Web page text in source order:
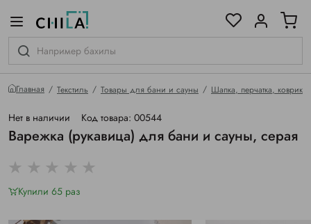
Главная Текстиль Товары для бани и сауны Шапка, перчатка, коврик
Нет в наличии Код товара: 00544
Варежка (рукавица) для бани и сауны, серая
Купили 65 раз
гамме